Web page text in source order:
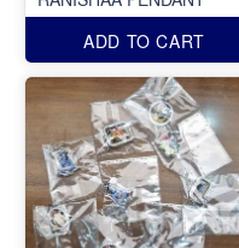
ADD TO CART